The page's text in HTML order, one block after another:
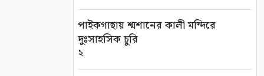
পাইকগাছায় শ্মশানের কালী মন্দিরে
দুঃসাহসিক চুরি
২